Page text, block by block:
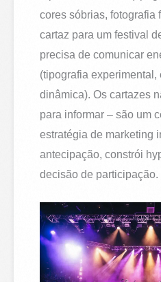
cores sóbrias, fotografia
cartaz para um festival
precisa de comunicar
(tipografia experimental,
dinâmica). Os cartazes
para informar – são um
estratégia de marketing
antecipação, constrói
decisão de participação.